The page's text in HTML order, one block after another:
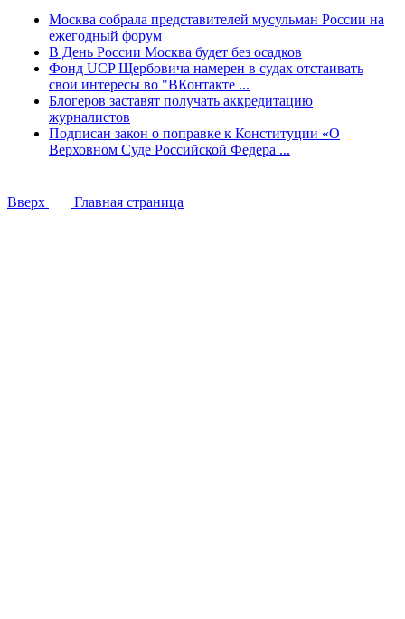
Москва собрала представителей мусульман России на
ежегодный форум
В День России Москва будет без осадков
Фонд UCP Щербовича намерен в судах отстаивать
свои интересы во "ВКонтакте ...
Блогеров заставят получать аккредитацию
журналистов
Подписан закон о поправке к Конституции «О
Верховном Суде Российской Федера ...
Вверх Главная страница